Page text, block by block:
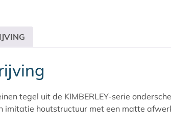
tegel uit de KIMBERLEY-serie
imitatie houtstructuur met een matte